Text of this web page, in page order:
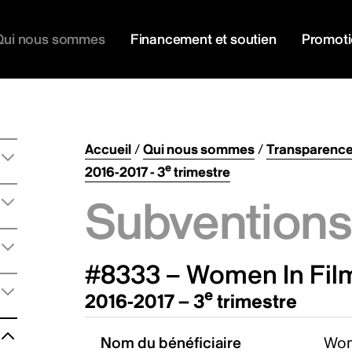
nous sommes Financement et soutien
Accueil/Qui nous sommes/
2016-2017 - 3etrimestre
#8333 – Women In
2016-2017 – 3e trimestre
Nom du bénéficiaire